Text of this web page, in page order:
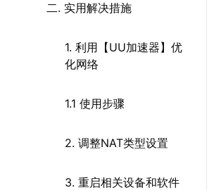
二. 实用解决措施
1. 利用【UU加速器】优
化网络
1.1 使用步骤
2. 调整NAT类型设置
3. 重启相关设备和软件